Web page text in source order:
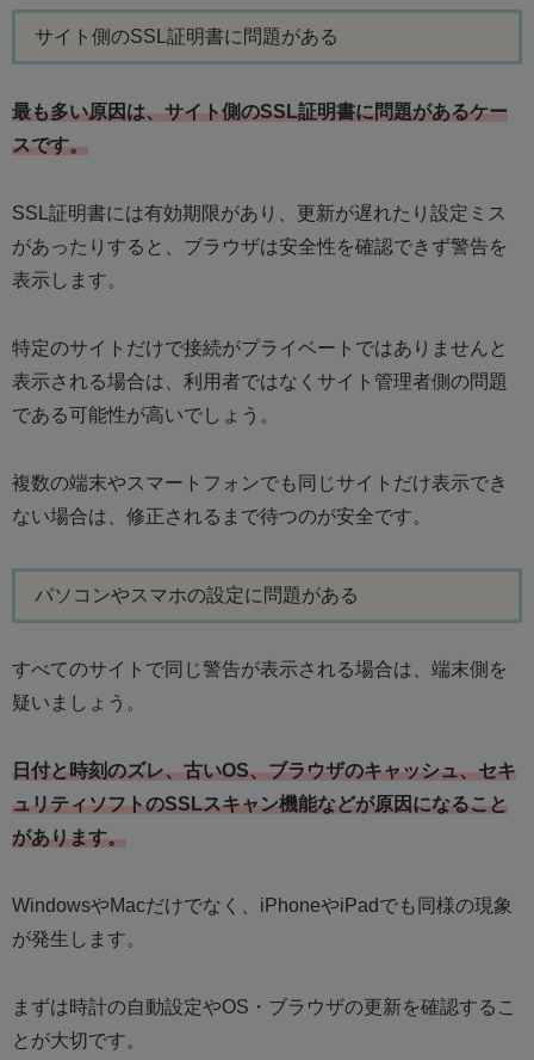
サイト側のSSL証明書に問題がある
最も多い原因は、サイト側のSSL証明書に問題があるケー
スです。
SSL証明書には有効期限があり、更新が遅れたり設定ミス
があったりすると、ブラウザは安全性を確認できず警告を
表示します。
特定のサイトだけで接続がプライベートではありませんと
表示される場合は、利用者ではなくサイト管理者側の問題
である可能性が高いでしょう。
複数の端末やスマートフォンでも同じサイトだけ表示でき
ない場合は、修正されるまで待つのが安全です。
パソコンやスマホの設定に問題がある
すべてのサイトで同じ警告が表示される場合は、端末側を
疑いましょう。
日付と時刻のズレ、古いOS、ブラウザのキャッシュ、セキ
ュリティソフトのSSLスキャン機能などが原因になること
があります。
WindowsやMacだけでなく、iPhoneやiPadでも同様の現象
が発生します。
まずは時計の自動設定やOS・ブラウザの更新を確認するこ
とが大切です。